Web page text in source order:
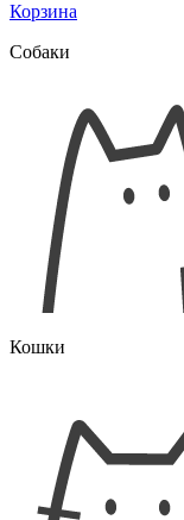
Корзина
Собаки
Кошки